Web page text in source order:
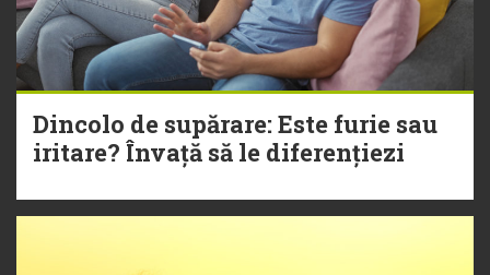
Dincolo de supărare: Este furie sau
iritare? Învață să le diferențiezi